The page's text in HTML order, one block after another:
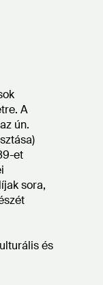
A
ún.
et
sora,
és